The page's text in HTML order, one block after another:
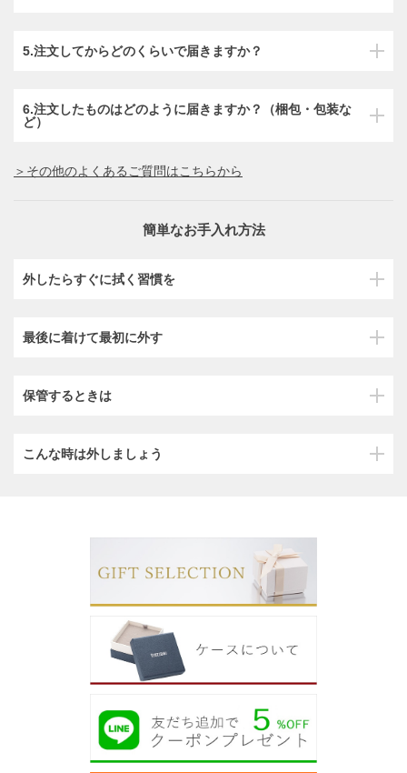
5.注文してからどのくらいで届きますか？
6.注文したものはどのように届きますか？（梱包・包装な
ど）
＞その他のよくあるご質問はこちらから
簡単なお手入れ方法
外したらすぐに拭く習慣を
最後に着けて最初に外す
保管するときは
こんな時は外しましょう